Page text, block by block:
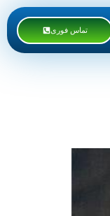
تماس فوری